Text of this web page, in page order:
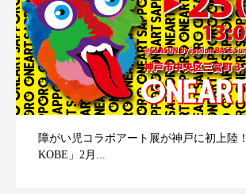
障がい児コラボアート展が神戸に初上陸
KOBE」2月...